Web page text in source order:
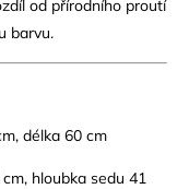
od přírodního proutí
barvu.
délka 60 cm
hloubka sedu 41